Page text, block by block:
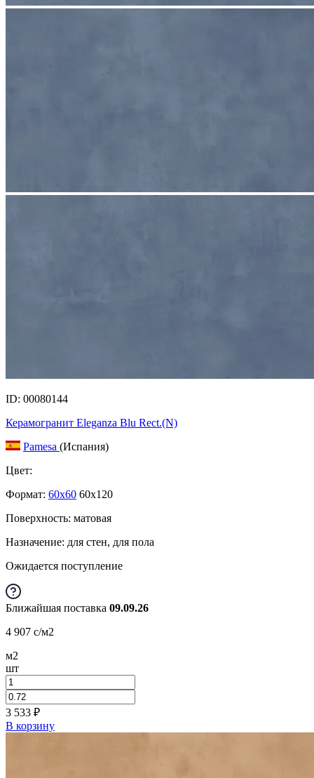
ID: 00080144
Керамогранит Eleganza Blu Rect.(N)
Pamesa (Испания)
Цвет:
Формат: 60x60 60x120
Поверхность: матовая
Назначение: для стен, для пола
Ожидается поступление
Ближайшая поставка 09.09.26
4 907 c/м2
м2
шт
3 533 ₽
В корзину